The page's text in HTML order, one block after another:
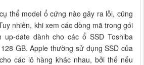
thể model ổ cứng nào gây ra lỗi, cũng
nhiên, khi xem các dòng mã trong gói
up-date dành cho các ổ SSD Toshiba
GB. Apple thường sử dụng SSD của
các lô hàng khác nhau, bởi thế nếu